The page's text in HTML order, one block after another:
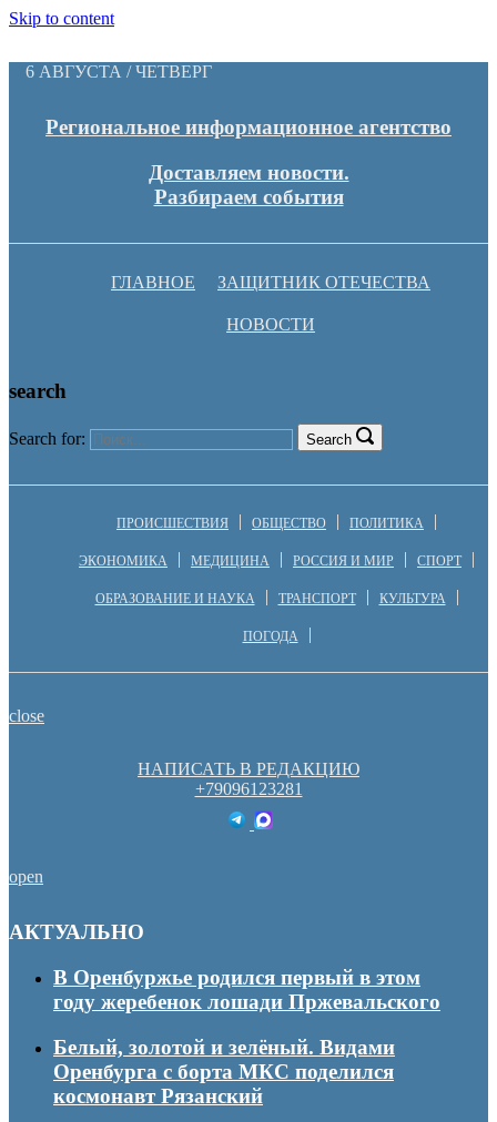
Skip to content
6 АВГУСТА / ЧЕТВЕРГ
Региональное информационное агентство
Доставляем новости.
Разбираем события
ГЛАВНОЕ ЗАЩИТНИК ОТЕЧЕСТВА
НОВОСТИ
search
Search for: Search
ПРОИСШЕСТВИЯ ОБЩЕСТВО ПОЛИТИКА
ЭКОНОМИКА МЕДИЦИНА РОССИЯ И МИР СПОРТ
ОБРАЗОВАНИЕ И НАУКА ТРАНСПОРТ КУЛЬТУРА
ПОГОДА
close
НАПИСАТЬ В РЕДАКЦИЮ
+79096123281
open
АКТУАЛЬНО
В Оренбуржье родился первый в этом
году жеребенок лошади Пржевальского
Белый, золотой и зелёный. Видами
Оренбурга с борта МКС поделился
космонавт Рязанский